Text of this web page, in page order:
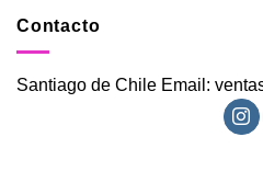
Contacto
Santiago de Chile Email: